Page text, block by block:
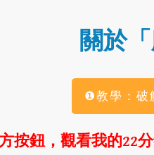
關於
❶教學：破
按鈕，觀看我的22